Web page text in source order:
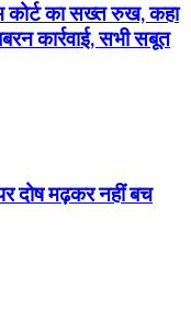
कोर्ट का सख्त रुख, कहा
कार्रवाई, सभी सबूत
दोष मढ़कर नहीं बच